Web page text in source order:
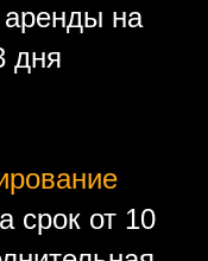
на
дня
срок от 10